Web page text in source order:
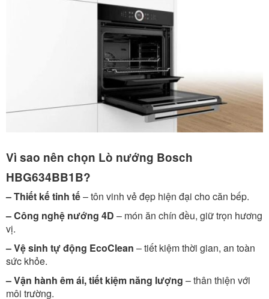
Vì sao nên chọn Lò nướng Bosch
HBG634BB1B?
– Thiết kế tinh tế– tôn vinh vẻ đẹp hiện đại cho căn bếp.
– Công nghệ nướng 4D – món ăn chín đều, giữ trọn hương
vị.
– Vệ sinh tự động EcoClean – tiết kiệm thời gian, an toàn
sức khỏe.
– Vận hành êm ái, tiết kiệm năng lượng – thân thiện với
môi trường.